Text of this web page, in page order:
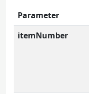
Parameter
itemNumber